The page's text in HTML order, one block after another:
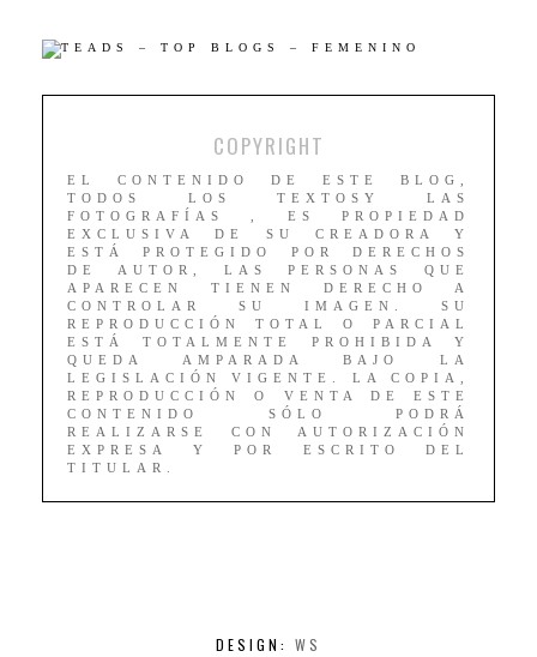
COPYRIGHT
EL CONTENIDO DE ESTE BLOG,
TODOS LOS TEXTOSY LAS
FOTOGRAFÍAS , ES PROPIEDAD
EXCLUSIVA DE SU CREADORA Y
ESTÁ PROTEGIDO POR DERECHOS
DE AUTOR, LAS PERSONAS QUE
APARECEN TIENEN DERECHO A
CONTROLAR SU IMAGEN. SU
REPRODUCCIÓN TOTAL O PARCIAL
ESTÁ TOTALMENTE PROHIBIDA Y
QUEDA AMPARADA BAJO LA
LEGISLACIÓN VIGENTE. LA COPIA,
REPRODUCCIÓN O VENTA DE ESTE
CONTENIDO SÓLO PODRÁ
REALIZARSE CON AUTORIZACIÓN
EXPRESA Y POR ESCRITO DEL
TITULAR.
DESIGN: WS